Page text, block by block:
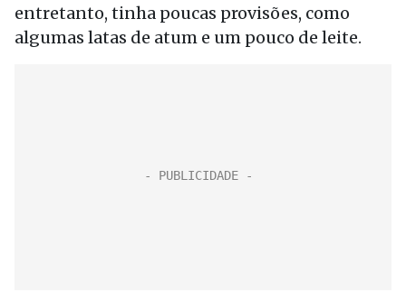
entretanto, tinha poucas provisões, como
algumas latas de atum e um pouco de leite.